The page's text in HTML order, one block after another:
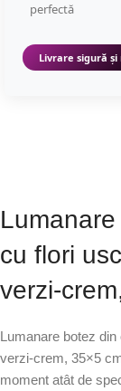
perfectă
Livrare sigură și
cu flori
verzi-
Lumanare botez
verzi-crem, 35×5
moment atât de